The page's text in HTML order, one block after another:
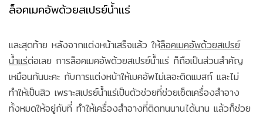
ล็อคเมคอัพด้วยสเปรย์น้ำแร่
และสุดท้าย หลังจากแต่งหน้าเสร็จแล้ว ให้ล็อคเมคอัพด้วยสเปรย์
น้ำแร่ต่อเลย การล็อคเมคอัพด้วยสเปรย์น้ำแร่ ก็ถือเป็นส่วนสำคัญ
เหมือนกันนะคะ กับการแต่งหน้าให้เมคอัพไม่เลอะติดแมสก์ และไม่
ทำให้เป็นสิว เพราะสเปรย์น้ำแร่เป็นตัวช่วยที่ช่วยเซ็ตเครื่องสำอาง
ทั้งหมดให้อยู่กับที่ ทำให้เครื่องสำอางที่ติดทนนานได้นาน แล้วก็ช่วย